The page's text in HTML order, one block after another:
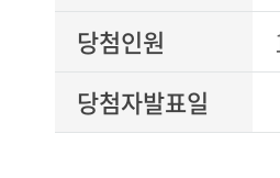
당첨인원
당첨자발표일